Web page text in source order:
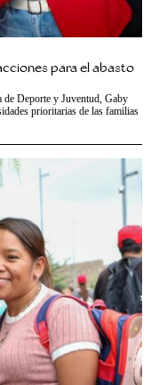
para el abasto
de Deporte y Juventud, Gaby
prioritarias de las familias